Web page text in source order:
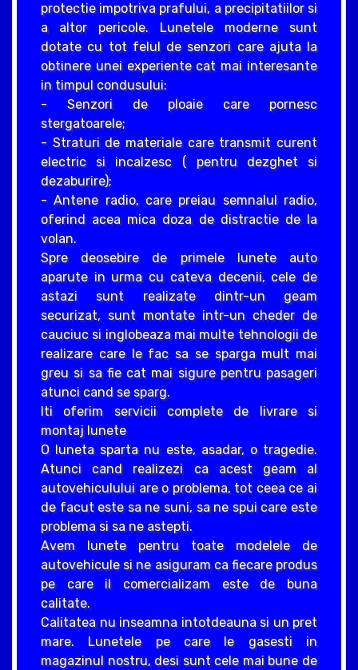
protectie impotriva prafului, a precipitatiilor si
a altor pericole. Lunetele moderne sunt
dotate cu tot felul de senzori care ajuta la
obtinere unei experiente cat mai interesante
in timpul condusului:
- Senzori de ploaie care pornesc
stergatoarele;
- Straturi de materiale care transmit curent
electric si incalzesc ( pentru dezghet si
dezaburire);
- Antene radio, care preiau semnalul radio,
oferind acea mica doza de distractie de la
volan.
Spre deosebire de primele lunete auto
aparute in urma cu cateva decenii, cele de
astazi sunt realizate dintr-un geam
securizat, sunt montate intr-un cheder de
cauciuc si inglobeaza mai multe tehnologii de
realizare care le fac sa se sparga mult mai
greu si sa fie cat mai sigure pentru pasageri
atunci cand se sparg.
Iti oferim servicii complete de livrare si
montaj lunete
O luneta sparta nu este, asadar, o tragedie.
Atunci cand realizezi ca acest geam al
autovehiculului are o problema, tot ceea ce ai
de facut este sa ne suni, sa ne spui care este
problema si sa ne astepti.
Avem lunete pentru toate modelele de
autovehicule si ne asiguram ca fiecare produs
pe care il comercializam este de buna
calitate.
Calitatea nu inseamna intotdeauna si un pret
mare. Lunetele pe care le gasesti in
magazinul nostru, desi sunt cele mai bune de